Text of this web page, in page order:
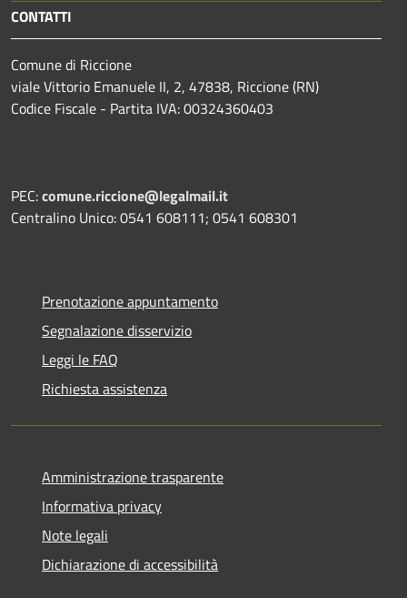
CONTATTI
Comune di Riccione
viale Vittorio Emanuele II, 2, 47838, Riccione (RN)
Codice Fiscale - Partita IVA: 00324360403
PEC:comune.riccione@legalmail.it
Centralino Unico: 0541 608111; 0541 608301
Prenotazione appuntamento
Segnalazione disservizio
Leggi le FAQ
Richiesta assistenza
Amministrazione trasparente
Informativa privacy
Note legali
Dichiarazione di accessibilità